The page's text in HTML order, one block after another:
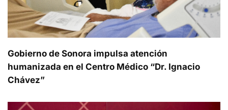
Gobierno de Sonora impulsa atención
humanizada en el Centro Médico “Dr. Ignacio
Chávez”